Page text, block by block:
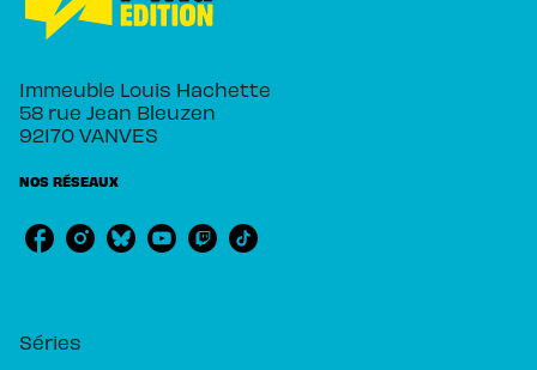
Immeuble Louis Hachette
58 rue Jean Bleuzen
92170 VANVES
NOS RÉSEAUX
Séries